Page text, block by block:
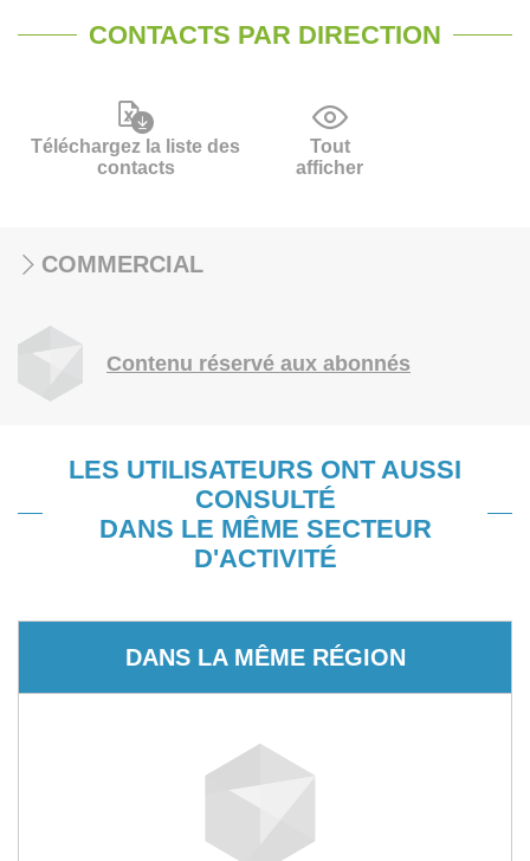
CONTACTS PAR DIRECTION
Téléchargez la liste des
contacts
Tout
afficher
COMMERCIAL
Contenu réservé aux abonnés
LES UTILISATEURS ONT AUSSI
CONSULTÉ
DANS LE MÊME SECTEUR
D'ACTIVITÉ
DANS LA MÊME RÉGION